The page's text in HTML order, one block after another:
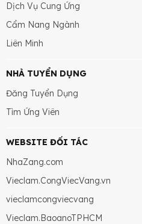
Dịch Vụ Cung Ứng
Cẩm Nang Ngành
Liên Minh
NHÀ TUYỂN DỤNG
Đăng Tuyển Dụng
Tìm Ứng Viên
WEBSITE ĐỐI TÁC
NhaZang.com
Vieclam.CongViecVang.vn
vieclamcongviecvang
Vieclam.BaoanoTPHCM